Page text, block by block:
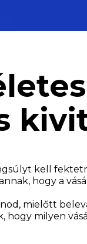
kell
hogy a
mielőtt
milyen